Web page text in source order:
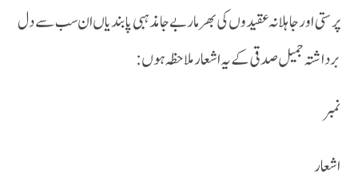
پرستی او رجاہلانہ عقیدوں کی بھر مار بے جا مذہبی پابندیاں ان سب سے دل
برداشتہ جمیل صدقی کے یہ اشعار ملاحظہ ہوں :
نمبر
اشعار